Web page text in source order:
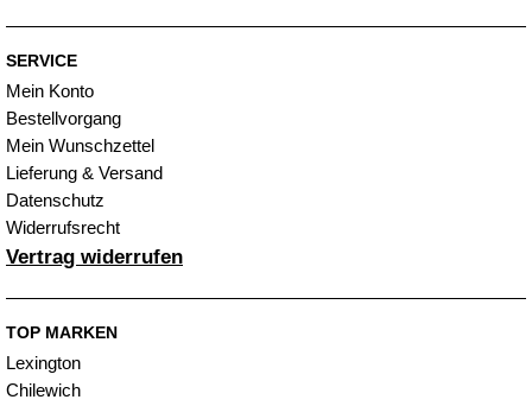
SERVICE
Mein Konto
Bestellvorgang
Mein Wunschzettel
Lieferung & Versand
Datenschutz
Widerrufsrecht
Vertrag widerrufen
TOP MARKEN
Lexington
Chilewich